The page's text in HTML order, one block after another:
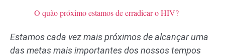
O quão próximo estamos de erradicar o HIV?
Estamos cada vez mais próximos de alcançar uma
das metas mais importantes dos nossos tempos